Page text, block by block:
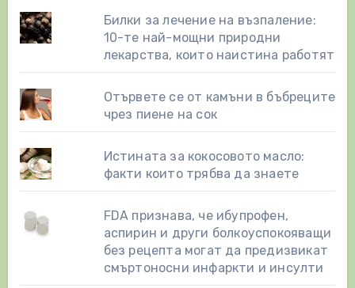
Билки за лечение на възпаление:
10-те най-мощни природни
лекарства, които наистина работят
Отървете се от камъни в бъбреците
чрез пиене на сок
Истината за кокосовото масло:
факти които трябва да знаете
FDA признава, че ибупрофен,
аспирин и други болкоуспокояващи
без рецепта могат да предизвикат
смъртоносни инфаркти и инсулти